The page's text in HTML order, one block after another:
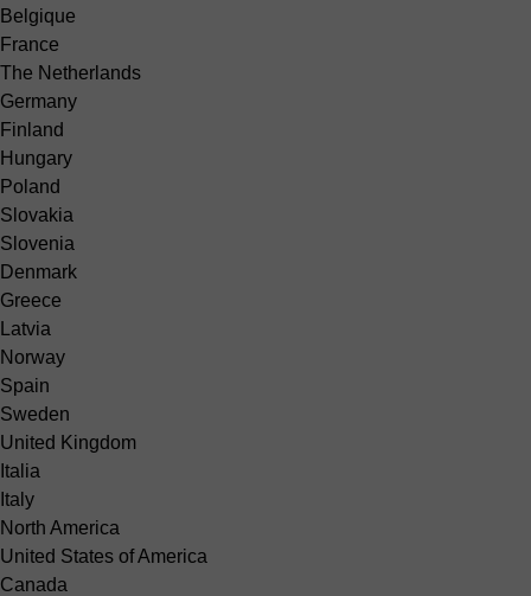
Belgique
France
The Netherlands
Germany
Finland
Hungary
Poland
Slovakia
Slovenia
Denmark
Greece
Latvia
Norway
Spain
Sweden
United Kingdom
Italia
Italy
North America
United States of America
Canada